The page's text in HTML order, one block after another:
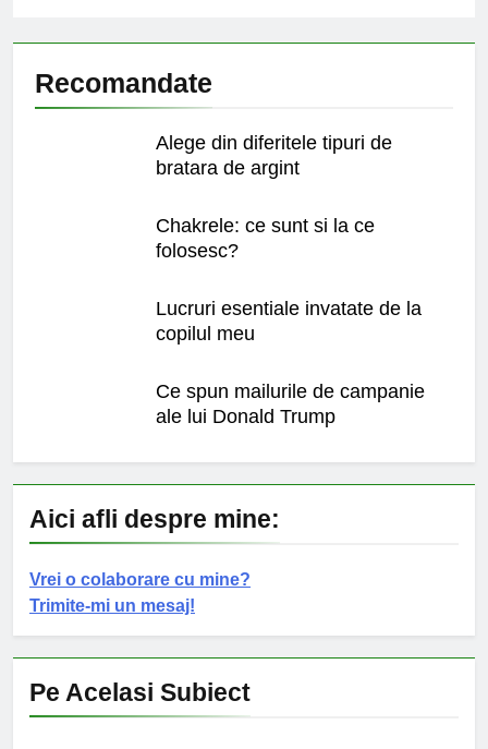
Recomandate
Alege din diferitele tipuri de
bratara de argint
Chakrele: ce sunt si la ce
folosesc?
Lucruri esentiale invatate de la
copilul meu
Ce spun mailurile de campanie
ale lui Donald Trump
Aici afli despre mine:
Vrei o colaborare cu mine?
Trimite-mi un mesaj!
Pe Acelasi Subiect